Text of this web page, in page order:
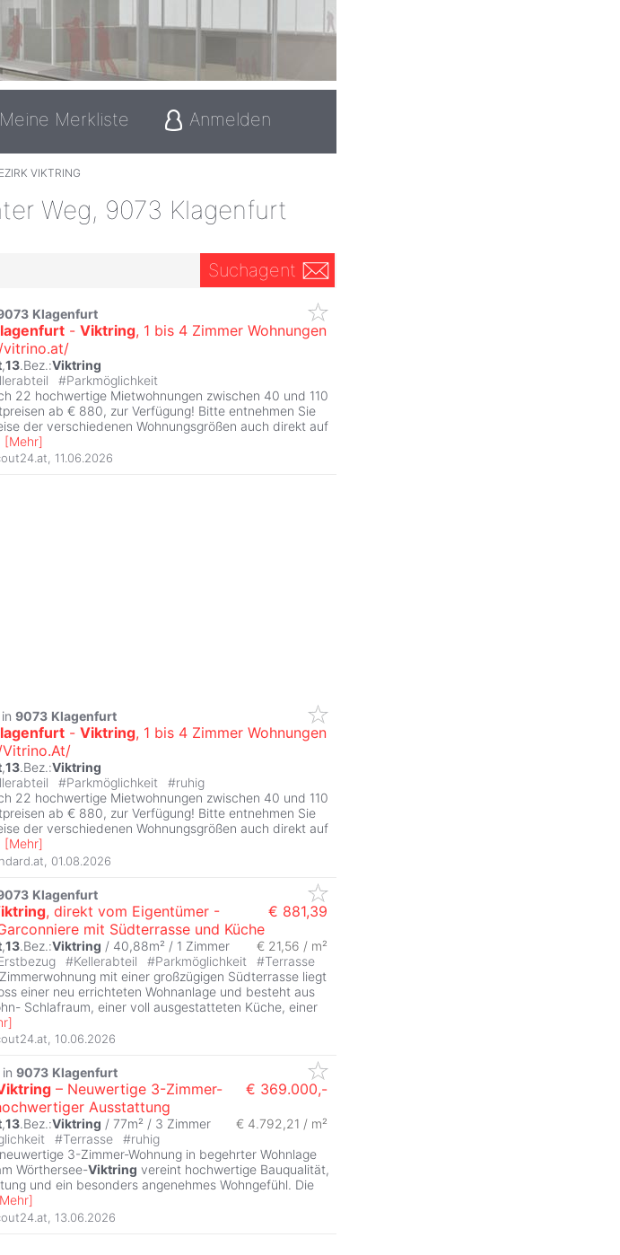
Meine Merkliste Anmelden
VIKTRING
Weg, 9073 Klagenfurt
Suchagent
Klagenfurt
- Viktring, 1 bis 4 Zimmer Wohnungen
vitrino.at/
,13.Bez.:Viktring
#Parkmöglichkeit
22 hochwertige Mietwohnungen zwischen 40 und 110
ab € 880, zur Verfügung! Bitte entnehmen Sie
der verschiedenen Wohnungsgrößen auch direkt auf
[Mehr]
11.06.2026
9073 Klagenfurt
- Viktring, 1 bis 4 Zimmer Wohnungen
,13.Bez.:Viktring
#Parkmöglichkeit #ruhig
22 hochwertige Mietwohnungen zwischen 40 und 110
ab € 880, zur Verfügung! Bitte entnehmen Sie
der verschiedenen Wohnungsgrößen auch direkt auf
[Mehr]
01.08.2026
Klagenfurt
, direkt vom Eigentümer -
mit Südterrasse und Küche
€ 881,39
,13.Bez.:Viktring / 40,88m² / 1 Zimmer
€ 21,56 / m²
#Kellerabteil #Parkmöglichkeit #Terrasse
mit einer großzügigen Südterrasse liegt
einer neu errichteten Wohnanlage und besteht aus
Schlafraum, einer voll ausgestatteten Küche, einer
]
, 10.06.2026
9073 Klagenfurt
– Neuwertige 3-Zimmer-
Ausstattung
€ 369.000,-
,13.Bez.:Viktring / 77m² / 3 Zimmer
€ 4.792,21 / m²
#Terrasse #ruhig
3-Zimmer-Wohnung in begehrter Wohnlage
Wörthersee-Viktring vereint hochwertige Bauqualität,
und ein besonders angenehmes Wohngefühl. Die
Mehr]
13.06.2026